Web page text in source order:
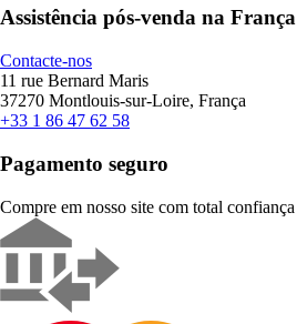
Assistência pós-venda na França
Contacte-nos
11 rue Bernard Maris
37270 Montlouis-sur-Loire, França
+33 1 86 47 62 58
Pagamento seguro
Compre em nosso site com total confiança